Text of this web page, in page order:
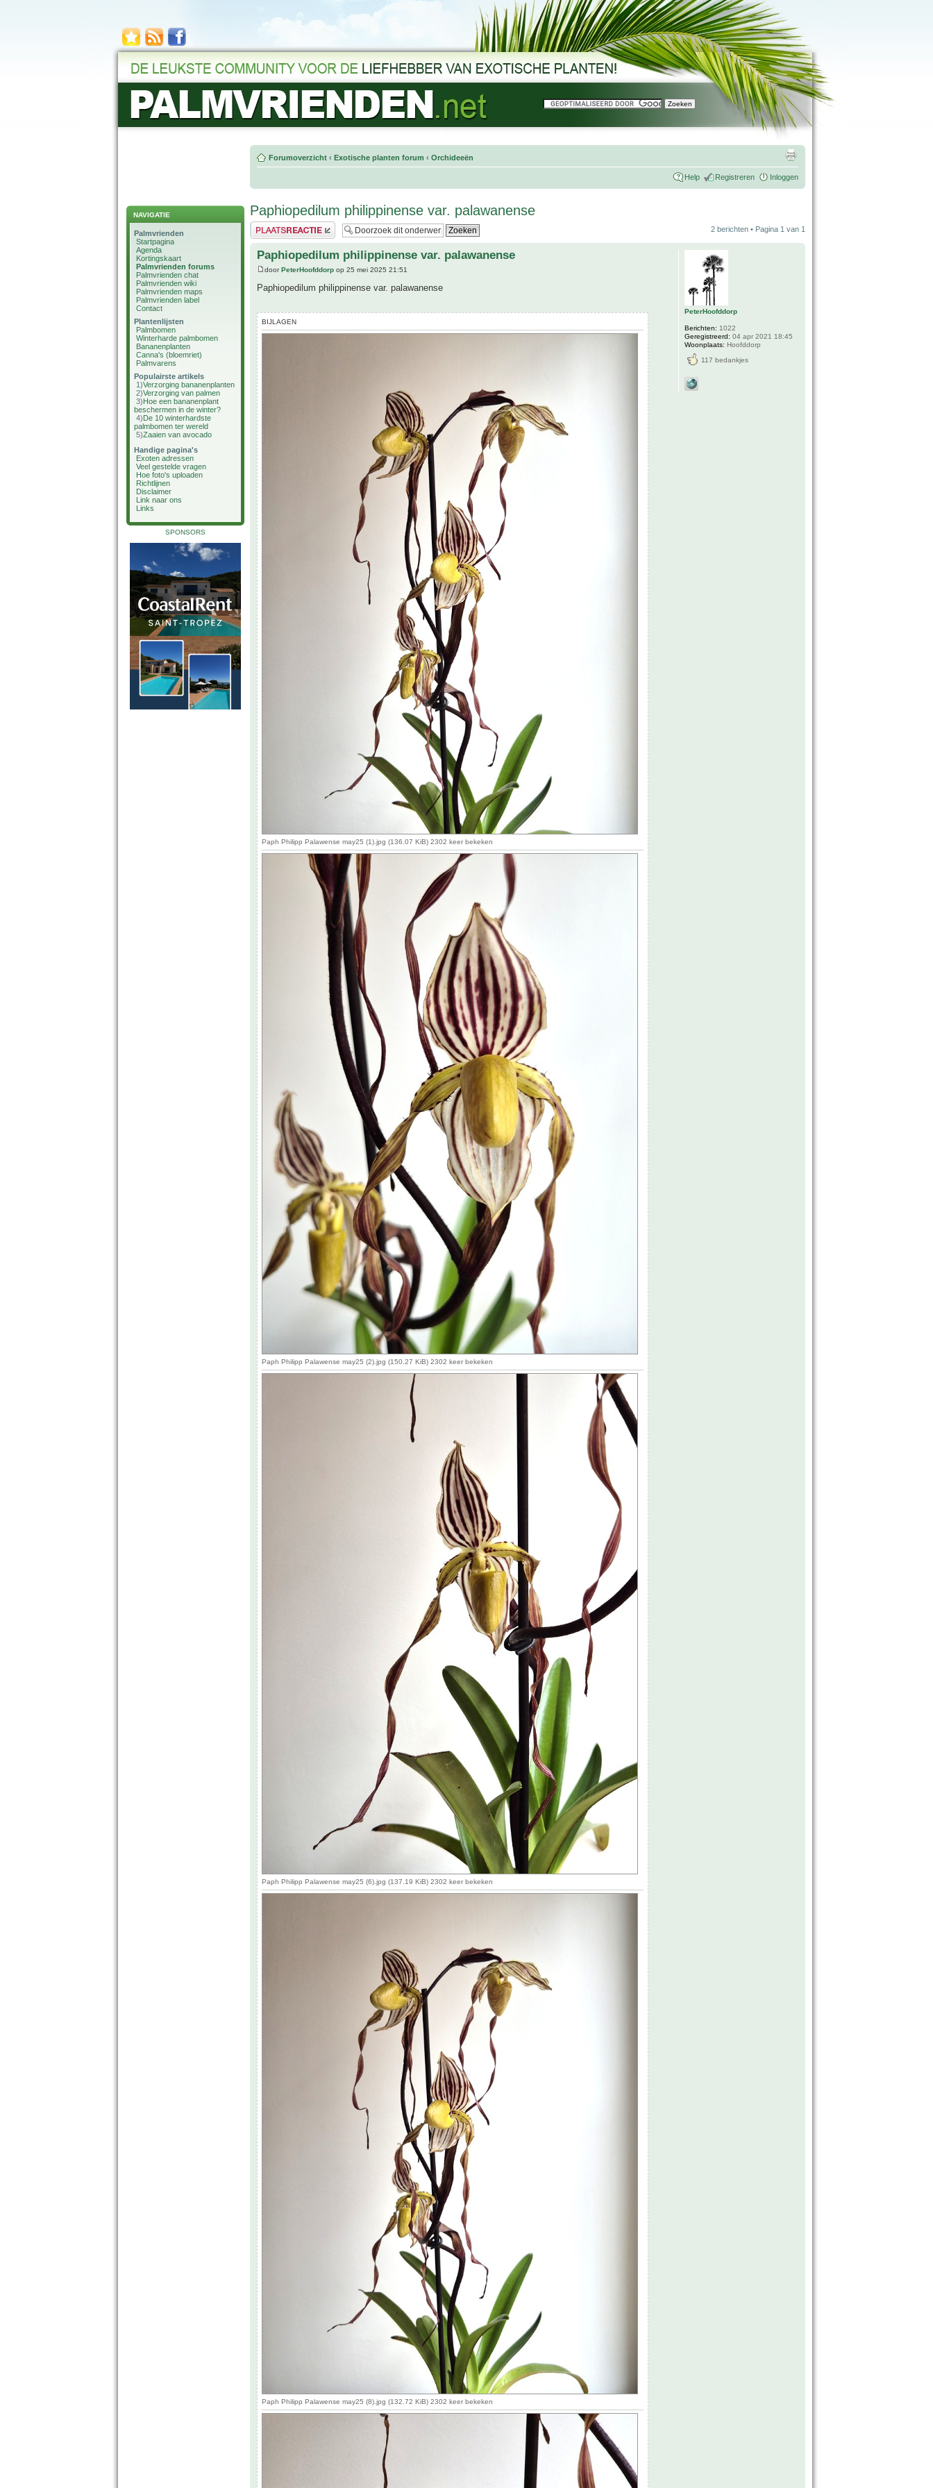
NAVIGATIE
Palmvrienden
Startpagina
Agenda
Kortingskaart
Palmvrienden forums
Palmvrienden chat
Palmvrienden wiki
Palmvrienden maps
Palmvrienden label
Contact
Plantenlijsten
Palmbomen
Winterharde palmbomen
Bananenplanten
Canna's (bloemriet)
Palmvarens
Populairste artikels
1)Verzorging bananenplanten
2)Verzorging van palmen
3)Hoe een bananenplant
beschermen in de winter?
4)De 10 winterhardste
palmbomen ter wereld
5)Zaaien van avocado
Handige pagina's
Exoten adressen
Veel gestelde vragen
Hoe foto's uploaden
Richtlijnen
Disclaimer
Link naar ons
Links
SPONSORS
Forumoverzicht ‹ Exotische planten forum ‹ Orchideeën
Help Registreren Inloggen
Paphiopedilum philippinense var. palawanense
Plaats een reactie 2 berichten • Pagina 1 van 1
Paphiopedilum philippinense var. palawanense
doorPeterHoofddorp op 25 mei 2025 21:51
Paphiopedilum philippinense var. palawanense
BIJLAGEN
Paph Philipp Palawense may25 (1).jpg (136.07 KiB) 2302 keer bekeken
Paph Philipp Palawense may25 (2).jpg (150.27 KiB) 2302 keer bekeken
Paph Philipp Palawense may25 (6).jpg (137.19 KiB) 2302 keer bekeken
Paph Philipp Palawense may25 (8).jpg (132.72 KiB) 2302 keer bekeken
PeterHoofddorp
Berichten: 1022
Geregistreerd: 04 apr 2021 18:45
Woonplaats: Hoofddorp
117 bedankjes